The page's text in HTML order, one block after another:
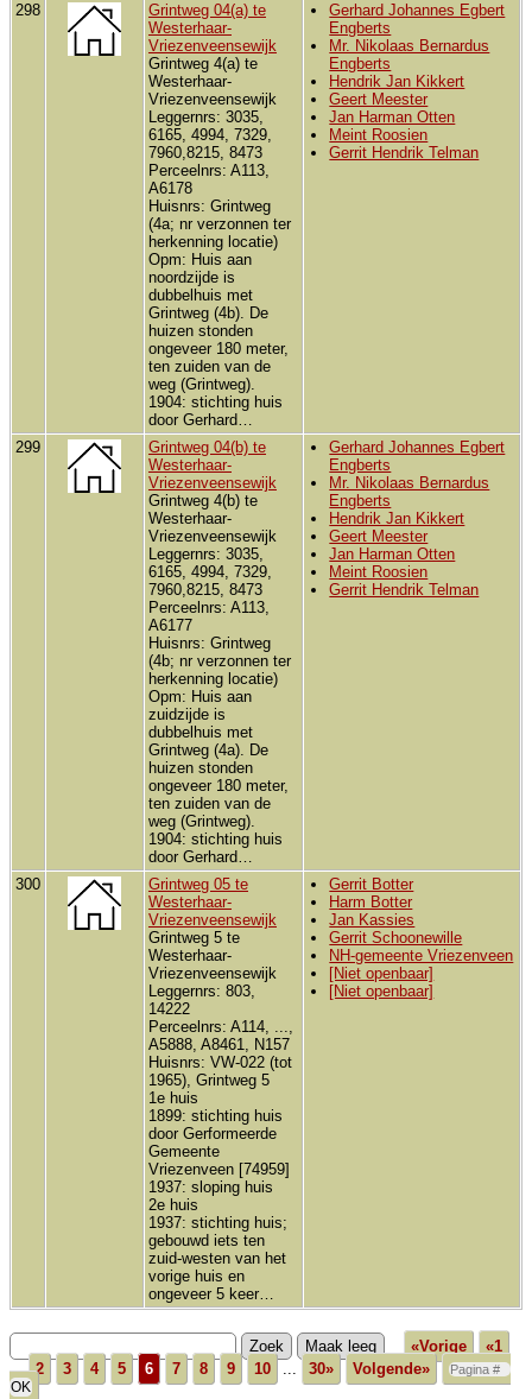
298
Grintweg 04(a) te
Westerhaar-
Vriezenveensewijk
Grintweg 4(a) te
Westerhaar-
Vriezenveensewijk
Leggernrs: 3035,
6165, 4994, 7329,
7960,8215, 8473
Perceelnrs: A113,
A6178
Huisnrs: Grintweg
(4a; nr verzonnen ter
herkenning locatie)
Opm: Huis aan
noordzijde is
dubbelhuis met
Grintweg (4b). De
huizen stonden
ongeveer 180 meter,
ten zuiden van de
weg (Grintweg).
1904: stichting huis
door Gerhard…
Gerhard Johannes Egbert
Engberts
Mr. Nikolaas Bernardus
Engberts
Hendrik Jan Kikkert
Geert Meester
Jan Harman Otten
Meint Roosien
Gerrit Hendrik Telman
299
Grintweg 04(b) te
Westerhaar-
Vriezenveensewijk
Grintweg 4(b) te
Westerhaar-
Vriezenveensewijk
Leggernrs: 3035,
6165, 4994, 7329,
7960,8215, 8473
Perceelnrs: A113,
A6177
Huisnrs: Grintweg
(4b; nr verzonnen ter
herkenning locatie)
Opm: Huis aan
zuidzijde is
dubbelhuis met
Grintweg (4a). De
huizen stonden
ongeveer 180 meter,
ten zuiden van de
weg (Grintweg).
1904: stichting huis
door Gerhard…
Gerhard Johannes Egbert
Engberts
Mr. Nikolaas Bernardus
Engberts
Hendrik Jan Kikkert
Geert Meester
Jan Harman Otten
Meint Roosien
Gerrit Hendrik Telman
300
Grintweg 05 te
Westerhaar-
Vriezenveensewijk
Grintweg 5 te
Westerhaar-
Vriezenveensewijk
Leggernrs: 803,
14222
Perceelnrs: A114, ...,
A5888, A8461, N157
Huisnrs: VW-022 (tot
1965), Grintweg 5
1e huis
1899: stichting huis
door Gerformeerde
Gemeente
Vriezenveen [74959]
1937: sloping huis
2e huis
1937: stichting huis;
gebouwd iets ten
zuid-westen van het
vorige huis en
ongeveer 5 keer…
Gerrit Botter
Harm Botter
Jan Kassies
Gerrit Schoonewille
NH-gemeente Vriezenveen
[Niet openbaar]
[Niet openbaar]
«Vorige
«1
... 2 3 4 5 6 7 8 9 10 ... 30» Volgende»